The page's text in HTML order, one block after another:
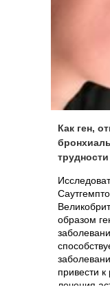
Как ген,
образом
привести
лечения